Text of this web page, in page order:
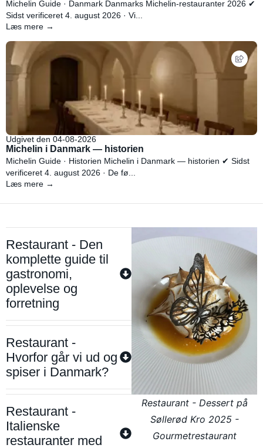
Michelin Guide · Danmark Danmarks Michelin-restauranter 2026 ✔
Sidst verificeret 4. august 2026 · Vi...
Læs mere →
Udgivet den 04-08-2026
Michelin i Danmark — historien
Michelin Guide · Historien Michelin i Danmark — historien ✔ Sidst
verificeret 4. august 2026 · De fø...
Læs mere →
Restaurant - Den
komplette guide til
gastronomi,
oplevelse og
forretning
Restaurant -
Hvorfor går vi ud og
spiser i Danmark?
Restaurant -
Italienske
restauranter med
Restaurant - Dessert på
Søllerød Kro 2025 -
Gourmetrestaurant